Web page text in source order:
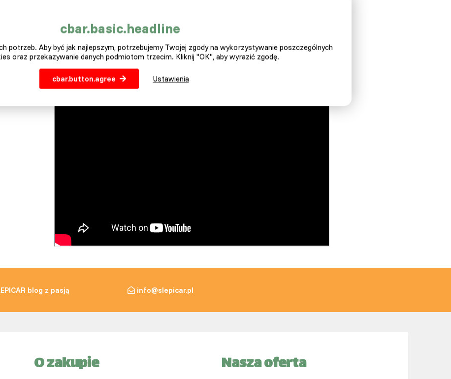
Stalowa szuflada na obornik
Drewniana rampa dojazdowa
Niemiecki producent
Gwarancja 2 lata
blog z pasją info@slepicar.pl
O zakupie Nasza oferta
cbar.basic.headline
potrzeb. Aby być jak najlepszym, potrzebujemy Twojej zgody na wykorzystywanie poszczególnych
oraz przekazywanie danych podmiotom trzecim. Kliknij "OK", aby wyrazić zgodę.
cbar.button.agree Ustawienia